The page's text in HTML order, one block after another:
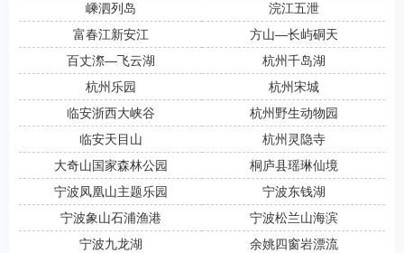
嵊泗列岛
浣江五泄
富春江新安江
方山―长屿硐天
百丈漈―飞云湖
杭州千岛湖
杭州乐园
杭州宋城
临安浙西大峡谷
杭州野生动物园
临安天目山
杭州灵隐寺
大奇山国家森林公园
桐庐县瑶琳仙境
宁波凤凰山主题乐园
宁波东钱湖
宁波象山石浦渔港
宁波松兰山海滨
宁波九龙湖
余姚四窗岩漂流